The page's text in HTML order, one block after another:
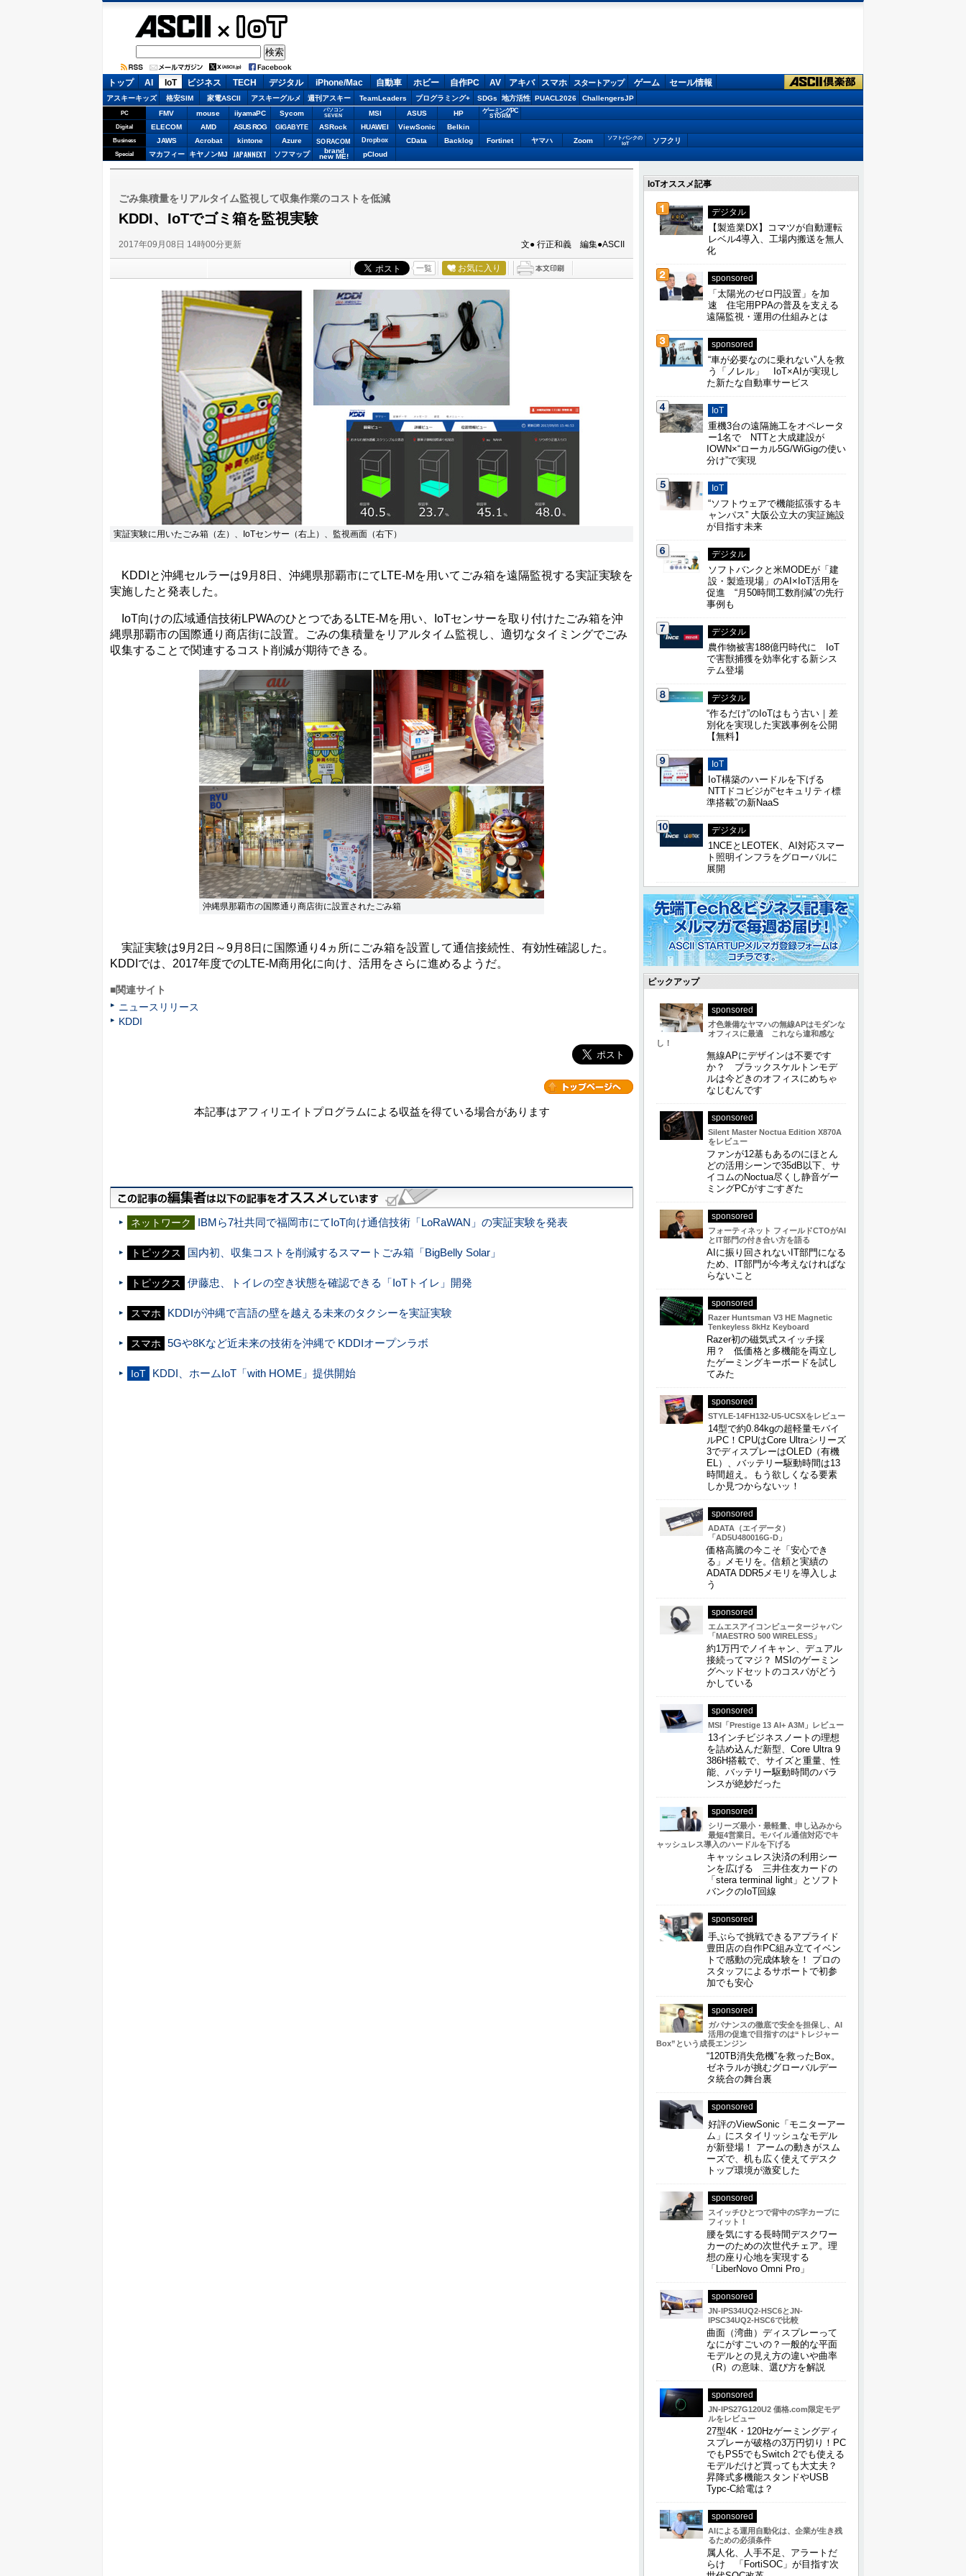
ASCII.jp IoT
トップ AI IoT ビジネス TECH デジタル iPhone/Mac 自動車 ホビー 自作PC AV アキバ スマホ スタートアップ ゲーム セール情報
アスキーキッズ 格安SIM 家電ASCII アスキーグルメ 週刊アスキー TeamLeaders プログラミング+ SDGs 地方活性 PUACL2026 ChallengersJP
PC FMV mouse iiyamaPC Sycom
パソコン
SEVEN
MSI ASUS HP ゲーミングPC
STORM
Digital ELECOM AMD ASUS ROG GIGABYTE ASRock HUAWEI ViewSonic Belkin
Business JAWS Acrobat kintone Azure SORACOM Dropbox CData Backlog Fortinet ヤマハ Zoom
ソフトバンクの
IoT
ソフクリ
Special マカフィー キヤノンMJ JAPANNEXT ソフマップ brand
new ME! pCloud
ごみ集積量をリアルタイム監視して収集作業のコストを低減
KDDI、IoTでゴミ箱を監視実験
2017年09月08日 14時00分更新 文● 行正和義 編集●ASCII
一覧 お気に入り
実証実験に用いたごみ箱（左）、IoTセンサー（右上）、監視画面（右下）
KDDIと沖縄セルラーは9月8日、沖縄県那覇市にてLTE-Mを用いてごみ箱を遠隔監視する実証実験を
実施したと発表した。
IoT向けの広域通信技術LPWAのひとつであるLTE-Mを用い、IoTセンサーを取り付けたごみ箱を沖
縄県那覇市の国際通り商店街に設置。ごみの集積量をリアルタイム監視し、適切なタイミングでごみ
収集することで関連するコスト削減が期待できる。
沖縄県那覇市の国際通り商店街に設置されたごみ箱
実証実験は9月2日～9月8日に国際通り4ヵ所にごみ箱を設置して通信接続性、有効性確認した。
KDDIでは、2017年度でのLTE-M商用化に向け、活用をさらに進めるようだ。
■関連サイト
ニュースリリース
KDDI
本記事はアフィリエイトプログラムによる収益を得ている場合があります
ネットワーク IBMら7社共同で福岡市にてIoT向け通信技術「LoRaWAN」の実証実験を発表
トピックス 国内初、収集コストを削減するスマートごみ箱「BigBelly Solar」
トピックス 伊藤忠、トイレの空き状態を確認できる「IoTトイレ」開発
スマホ KDDIが沖縄で言語の壁を越える未来のタクシーを実証実験
スマホ 5Gや8Kなど近未来の技術を沖縄で KDDIオープンラボ
IoT KDDI、ホームIoT「with HOME」提供開始
IoTオススメ記事
デジタル
【製造業DX】コマツが自動運転
レベル4導入、工場内搬送を無人
化
sponsored
「太陽光のゼロ円設置」を加
速 住宅用PPAの普及を支える
遠隔監視・運用の仕組みとは
sponsored
“車が必要なのに乗れない”人を救
う「ノレル」 IoT×AIが実現し
た新たな自動車サービス
IoT
重機3台の遠隔施工をオペレータ
ー1名で NTTと大成建設が
IOWN×“ローカル5G/WiGigの使い
分け”で実現
IoT
“ソフトウェアで機能拡張するキ
ャンパス” 大阪公立大の実証施設
が目指す未来
デジタル
ソフトバンクと米MODEが「建
設・製造現場」のAI×IoT活用を
促進 “月50時間工数削減”の先行
事例も
デジタル
農作物被害188億円時代に IoT
で害獣捕獲を効率化する新シス
テム登場
デジタル
“作るだけ”のIoTはもう古い｜差
別化を実現した実践事例を公開
【無料】
IoT
IoT構築のハードルを下げる
NTTドコビジが“セキュリティ標
準搭載”の新NaaS
デジタル
1NCEとLEOTEK、AI対応スマー
ト照明インフラをグローバルに
展開
ピックアップ
sponsored
才色兼備なヤマハの無線APはモダンな
オフィスに最適 これなら違和感な
し！
無線APにデザインは不要です
か？ ブラックスケルトンモデ
ルは今どきのオフィスにめちゃ
なじむんです
sponsored
Silent Master Noctua Edition X870A
をレビュー
ファンが12基もあるのにほとん
どの活用シーンで35dB以下、サ
イコムのNoctua尽くし静音ゲー
ミングPCがすごすぎた
sponsored
フォーティネット フィールドCTOがAI
とIT部門の付き合い方を語る
AIに振り回されないIT部門になる
ため、IT部門が今考えなければな
らないこと
sponsored
Razer Huntsman V3 HE Magnetic
Tenkeyless 8kHz Keyboard
Razer初の磁気式スイッチ採
用？ 低価格と多機能を両立し
たゲーミングキーボードを試し
てみた
sponsored
STYLE-14FH132-U5-UCSXをレビュー
14型で約0.84kgの超軽量モバイ
ルPC！CPUはCore Ultraシリーズ
3でディスプレーはOLED（有機
EL）、バッテリー駆動時間は13
時間超え。もう欲しくなる要素
しか見つからないッ！
sponsored
ADATA（エイデータ）
「AD5U480016G-D」
価格高騰の今こそ「安心でき
る」メモリを。信頼と実績の
ADATA DDR5メモリを導入しよ
う
sponsored
エムエスアイコンピュータージャパン
「MAESTRO 500 WIRELESS」
約1万円でノイキャン、デュアル
接続ってマジ？ MSIのゲーミン
グヘッドセットのコスパがどう
かしている
sponsored
MSI「Prestige 13 AI+ A3M」レビュー
13インチビジネスノートの理想
を詰め込んだ新型、Core Ultra 9
386H搭載で、サイズと重量、性
能、バッテリー駆動時間のバラ
ンスが絶妙だった
sponsored
シリーズ最小・最軽量、申し込みから
最短4営業日。モバイル通信対応でキ
ャッシュレス導入のハードルを下げる
キャッシュレス決済の利用シー
ンを広げる 三井住友カードの
「stera terminal light」とソフト
バンクのIoT回線
sponsored
手ぶらで挑戦できるアプライド
豊田店の自作PC組み立てイベン
トで感動の完成体験を！ プロの
スタッフによるサポートで初参
加でも安心
sponsored
ガバナンスの徹底で安全を担保し、AI
活用の促進で目指すのは“トレジャー
Box”という成長エンジン
“120TB消失危機”を救ったBox。
ゼネラルが挑むグローバルデー
タ統合の舞台裏
sponsored
好評のViewSonic「モニターアー
ム」にスタイリッシュなモデル
が新登場！ アームの動きがスム
ーズで、机も広く使えてデスク
トップ環境が激変した
sponsored
スイッチひとつで背中のS字カーブに
フィット！
腰を気にする長時間デスクワー
カーのための次世代チェア。理
想の座り心地を実現する
「LiberNovo Omni Pro」
sponsored
JN-IPS34UQ2-HSC6とJN-
IPSC34UQ2-HSC6で比較
曲面（湾曲）ディスプレーって
なにがすごいの？一般的な平面
モデルとの見え方の違いや曲率
（R）の意味、選び方を解説
sponsored
JN-IPS27G120U2 価格.com限定モデ
ルをレビュー
27型4K・120Hzゲーミングディ
スプレーが破格の3万円切り！PC
でもPS5でもSwitch 2でも使える
モデルだけど買っても大丈夫？
昇降式多機能スタンドやUSB
Typc-C給電は？
sponsored
AIによる運用自動化は、企業が生き残
るための必須条件
属人化、人手不足、アラートだ
らけ 「FortiSOC」が目指す次